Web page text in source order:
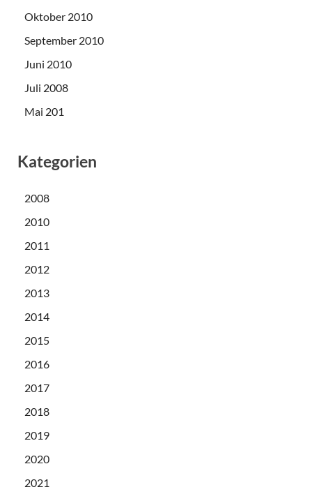
Oktober 2010
September 2010
Juni 2010
Juli 2008
Mai 201
Kategorien
2008
2010
2011
2012
2013
2014
2015
2016
2017
2018
2019
2020
2021